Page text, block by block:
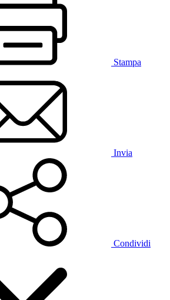
Stampa
Invia
Condividi